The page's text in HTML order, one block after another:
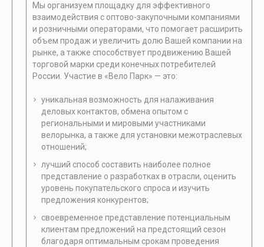
Мы организуем площадку для эффективного
взаимодействия с оптово-закупочными компаниями
и розничными операторами, что помогает расширить
объем продаж и увеличить долю Вашей компании на
рынке, а также способствует продвижению Вашей
торговой марки среди конечных потребителей
России. Участие в «Вело Парк» — это:
уникальная возможность для налаживания
деловых контактов, обмена опытом с
региональными и мировыми участниками
велорынка, а также для установки межотраслевых
отношений;
лучший способ составить наиболее полное
представление о разработках в отрасли, оценить
уровень покупательского спроса и изучить
предложения конкурентов;
своевременное представление потенциальным
клиентам предложений на предстоящий сезон
благодаря оптимальным срокам проведения